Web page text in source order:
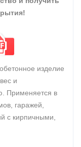
изделие
и
Применяется в
гаражей,
с кирпичными,